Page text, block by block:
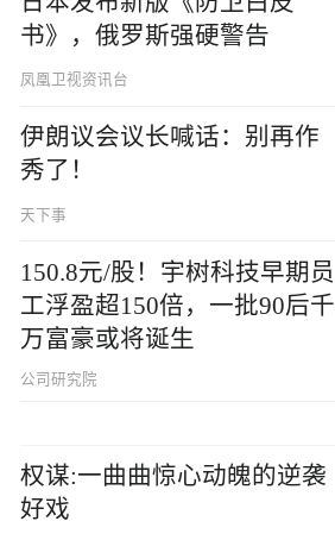
书》，俄罗斯强硬警告
凤凰卫视资讯台
伊朗议会议长喊话：别再作
秀了！
天下事
150.8元/股！宇树科技早期员
工浮盈超150倍，一批90后千
万富豪或将诞生
公司研究院
权谋:一曲曲惊心动魄的逆袭
好戏